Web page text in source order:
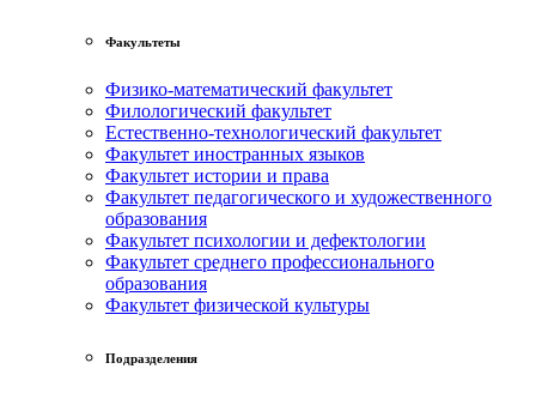
Факультеты
Физико-математический факультет
Филологический факультет
Естественно-технологический факультет
Факультет иностранных языков
Факультет истории и права
Факультет педагогического и художественного
образования
Факультет психологии и дефектологии
Факультет среднего профессионального
образования
Факультет физической культуры
Подразделения